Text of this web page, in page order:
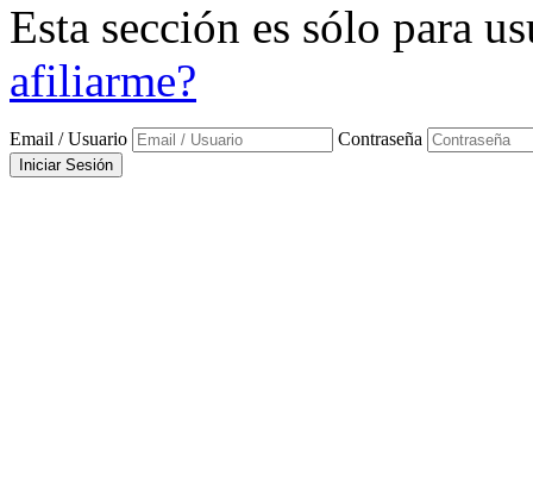
Esta sección es sólo para
afiliarme?
Email / Usuario Contraseña
Iniciar Sesión